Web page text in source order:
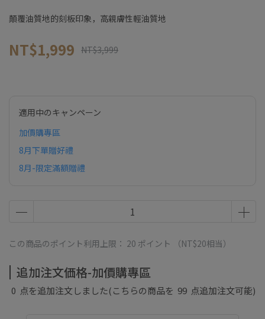
顛覆油質地的刻板印象，高親膚性輕油質地
NT$1,999 NT$3,999
適用中のキャンペーン
加價購專區
8月下單贈好禮
8月-限定滿額贈禮
この商品のポイント利用上限： 20 ポイント （NT$20相当）
追加注文価格-加價購專區
0 点を追加注文しました(こちらの商品を 99 点追加注文可能)